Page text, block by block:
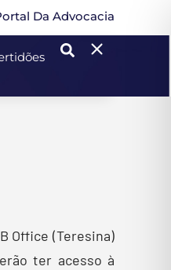
Da Advocacia
Office (Teresina)
ter acesso à